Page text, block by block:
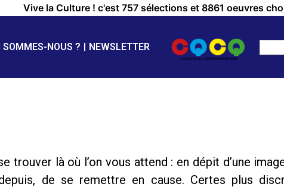
Vive la Culture ! c'est 757 sélections et 8861 oeuvres
SOMMES-NOUS ? NEWSLETTER
trouver là où l’on vous attend : en dépit d’une
de se remettre en cause. Certes plus